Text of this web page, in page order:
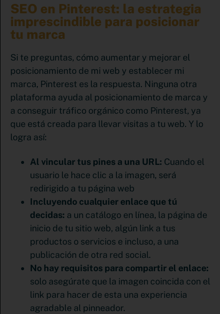
SEO en Pinterest: la estrategia
imprescindible para posicionar
tu marca
Si te preguntas, cómo aumentar y mejorar el
posicionamiento de mi web y establecer mi
marca, Pinterest es la respuesta. Ninguna otra
plataforma ayuda al posicionamiento de marca y
a conseguir tráfico orgánico como Pinterest, ya
que está creada para llevar visitas a tu web. Y lo
logra así:
Al vincular tus pines a una URL: Cuando el
usuario le hace clic a la imagen, será
redirigido a tu página web
Incluyendo cualquier enlace que tú
decidas: a un catálogo en línea, la página de
inicio de tu sitio web, algún link a tus
productos o servicios e incluso, a una
publicación de otra red social.
No hay requisitos para compartir el enlace:
solo asegúrate que la imagen coincida con el
link para hacer de esta una experiencia
agradable al pinneador.